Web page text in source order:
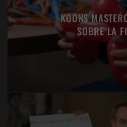
KOONS
SOBRE LA